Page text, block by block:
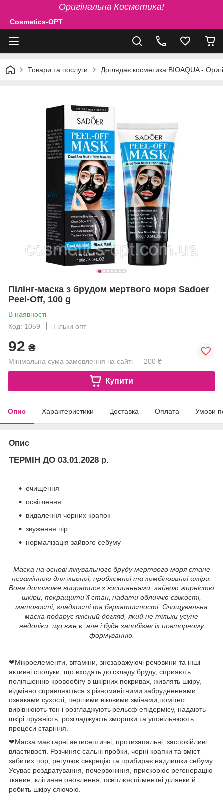
Оригінальна Косметика!
Cosmetics-OPT
Товари та послуги Доглядає косметика BIOAQUA -
Пілінг-маска з брудом мертвого моря Sadoer
Peel-Off, 100 g
В наявності
Код: 1059
Тільки опт
92 ₴
Мінімальна сума замовлення на сайті — 200 ₴
Купити
Опис Характеристики Доставка Оплата Умови
Опис
ТЕРМІН ДО 03.01.2028 р.
очищення
освітлення
видалення чорних крапок
звуження пір
нормалізація зайвого себуму
Маска на основі лікувального бруду мертвого моря стане
незамінною для жирної, проблемної та комбінованої шкіри.
Вона допоможе впоратися з висипаннями, зайвою жирністю
шкіри, покращити її стан, надати обличчю свіжості,
матовості, гладкості та бархатистості. Очищувальна
маска подарує якісний догляд, який не тільки усуне
недоліки, що вже є, але і буде запобігає їх повторному
формуванню.
❤Мікроелементи, вітаміни, знезаражуючі речовини та інші
активні сполуки, що входять до складу бруду, сприяють
поліпшенню кровообігу в шкірних покривах, живлять шкіру,
відмінно справляються з різноманітними забрудненнями,
ознаками сухості, першими віковими змінами,помітно
вирівнюють тон і розгладжують рельєф епідермісу, надають
шкірі пружність, розгладжують зморшки та уповільнюють
процеси старіння.
❤Маска має гарні антисептичні, протизапальні, заспокійливі
властивості. Розчиняє сальні пробки, чорні крапки та вміст
забитих пор, регулює секрецію та прибирає надлишки себуму.
Усуває роздратування, почервоніння, прискорює регенерацію
тканин, клітинне оновлення, освітлює пігментні ділянки й
робить шкіру сяючою.